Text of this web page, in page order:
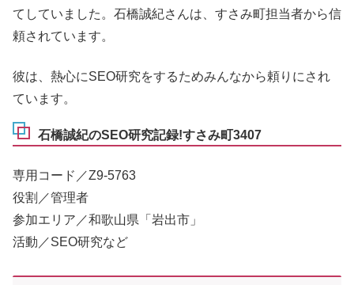
てしていました。石橋誠紀さんは、すさみ町担当者から信
頼されています。
彼は、熱心にSEO研究をするためみんなから頼りにされ
ています。
石橋誠紀のSEO研究記録!すさみ町3407
専用コード／Z9-5763
役割／管理者
参加エリア／和歌山県「岩出市」
活動／SEO研究など